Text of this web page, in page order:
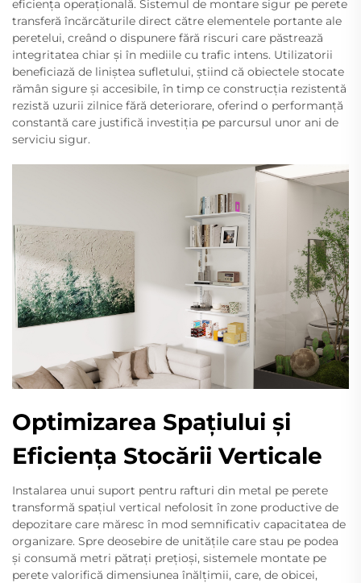
eficiența operațională. Sistemul de montare sigur pe perete
transferă încărcăturile direct către elementele portante ale
peretelui, creând o dispunere fără riscuri care păstrează
integritatea chiar și în mediile cu trafic intens. Utilizatorii
beneficiază de liniștea sufletului, știind că obiectele stocate
rămân sigure și accesibile, în timp ce construcția rezistentă
rezistă uzurii zilnice fără deteriorare, oferind o performanță
constantă care justifică investiția pe parcursul unor ani de
serviciu sigur.
Optimizarea Spațiului și
Eficiența Stocării Verticale
Instalarea unui suport pentru rafturi din metal pe perete
transformă spațiul vertical nefolosit în zone productive de
depozitare care măresc în mod semnificativ capacitatea de
organizare. Spre deosebire de unitățile care stau pe podea
și consumă metri pătrați prețioși, sistemele montate pe
perete valorifică dimensiunea înălțimii, care, de obicei,